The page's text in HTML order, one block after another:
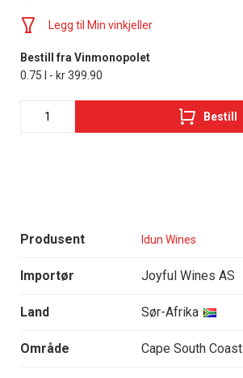
Produsent Idun Wines
Importør Joyful Wines AS
Land Sør-Afrika
Område Cape South Coast
Legg til Min vinkjeller
Bestill fra Vinmonopolet
0.75 l - kr 399.90
Bestill